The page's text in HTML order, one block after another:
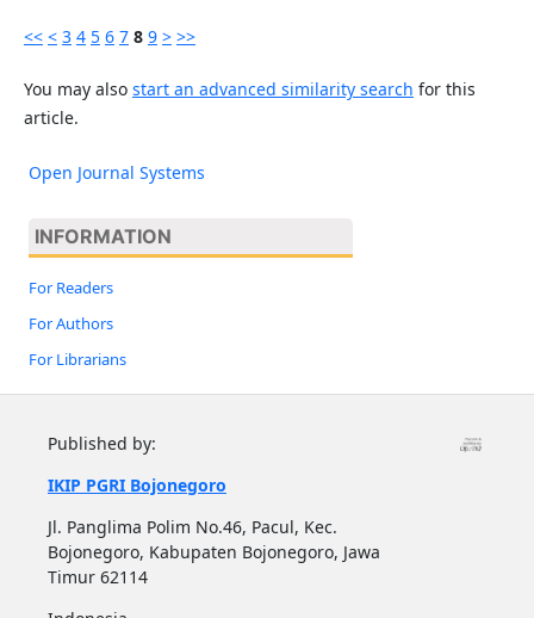
<< < 3 4 5 6 7 8 9 > >>
You may also start an advanced similarity search for this
article.
Open Journal Systems
INFORMATION
For Readers
For Authors
For Librarians
Published by:
IKIP PGRI Bojonegoro
Jl. Panglima Polim No.46, Pacul, Kec.
Bojonegoro, Kabupaten Bojonegoro, Jawa
Timur 62114